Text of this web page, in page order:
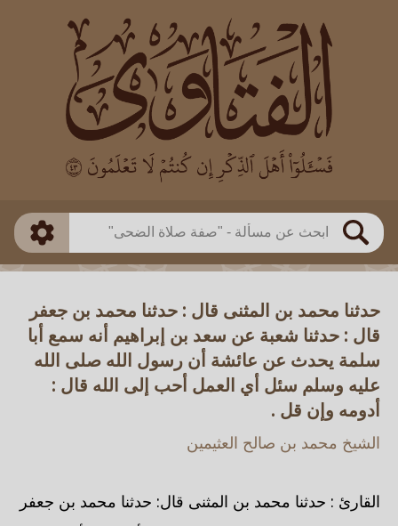
بحث
العالم
بن باز
بن العثيمين
اللجنة الدائمة
طريقة البحث
ذكي
حدثنا محمد بن المثنى قال : حدثنا محمد بن جعفر
قال : حدثنا شعبة عن سعد بن إبراهيم أنه سمع أبا
سلمة يحدث عن عائشة أن رسول الله صلى الله
عليه وسلم سئل أي العمل أحب إلى الله قال :
أدومه وإن قل .
الشيخ محمد بن صالح العثيمين
القارئ : حدثنا محمد بن المثنى قال: حدثنا محمد بن جعفر